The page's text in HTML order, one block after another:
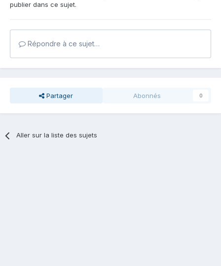
publier dans ce sujet.
Répondre à ce sujet…
Partager Abonnés 0
Aller sur la liste des sujets